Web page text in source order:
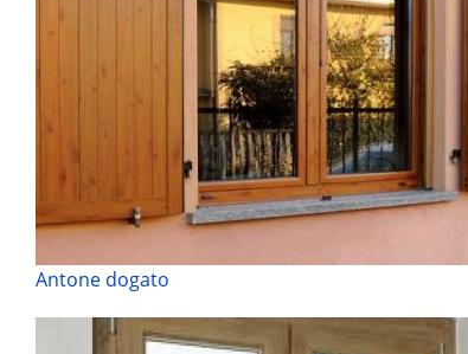
Antone dogato